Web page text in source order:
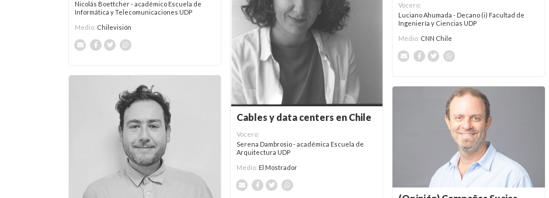
Nicolás Boettcher - académico Escuela de
Informática y Telecomunicaciones UDP
Medio: Chilevisión
Cables y data centers en Chile
Vocero:
Serena Dambrosio - académica Escuela de
Arquitectura UDP
Medio: El Mostrador
Vocero:
Luciano Ahumada - Decano (i) Facultad de
Ingeniería y Ciencias UDP
Medio: CNN Chile